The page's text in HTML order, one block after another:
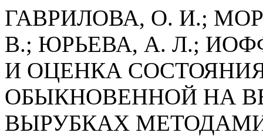
ГАВРИЛОВА, О. И.;
В.; ЮРЬЕВА, А. Л.;
И ОЦЕНКА
ОБЫКНОВЕННОЙ НА
ВЫРУБКАХ